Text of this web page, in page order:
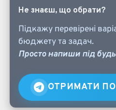
Не знаєш, що обрати?
Підкажу перевірені
бюджету та задач.
Просто напиши під
ОТРИМАТИ